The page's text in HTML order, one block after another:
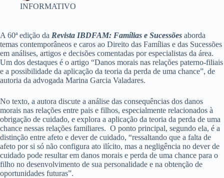
INFORMATIVO
A 60ª edição da Revista IBDFAM: Famílias e Sucessões aborda
temas contemporâneos e caros ao Direito das Famílias e das Sucessões
em análises, artigos e decisões comentadas por especialistas da área.
Um dos destaques é o artigo “Danos morais nas relações paterno-filiais
e a possibilidade da aplicação da teoria da perda de uma chance”, de
autoria da advogada Marina Garcia Valadares.
No texto, a autora discute a análise das consequências dos danos
morais nas relações entre pais e filhos, especialmente relacionados à
obrigação de cuidado, e explora a aplicação da teoria da perda de uma
chance nessas relações familiares. O ponto principal, segundo ela, é a
distinção entre afeto e dever de cuidado, “ressaltando que a falta de
afeto por si só não configura ato ilícito, mas a negligência no dever de
cuidado pode resultar em danos morais e perda de uma chance para o
filho no desenvolvimento de sua personalidade e na obtenção de
oportunidades futuras”.